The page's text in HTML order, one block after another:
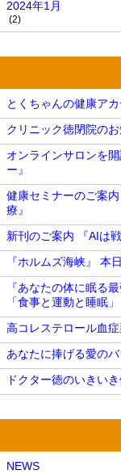
2024年1月
(2)
とくちゃんの健康ア
クリニック徳閉院の
オンラインサロンを
ー』
健康セミナーのご案
療』
新刊のご案内 『AIは
『ホルムズ海峡』 本
『あなたの体に眠る
「食事と運動と睡眠」
高コレステロール血症
あなたに捧げる愛の
ドクター徳のいきい
NEWS